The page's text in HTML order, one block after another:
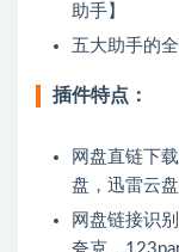
助手】
五大助手的
插件特点：
网盘直链下
盘，迅雷云
网盘链接识